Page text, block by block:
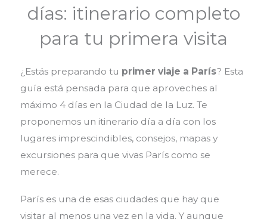
días: itinerario completo
para tu primera visita
¿Estás preparando tu primer viaje a París? Esta
guía está pensada para que aproveches al
máximo 4 días en la Ciudad de la Luz. Te
proponemos un itinerario día a día con los
lugares imprescindibles, consejos, mapas y
excursiones para que vivas París como se
merece.
París es una de esas ciudades que hay que
visitar al menos una vez en la vida. Y aunque